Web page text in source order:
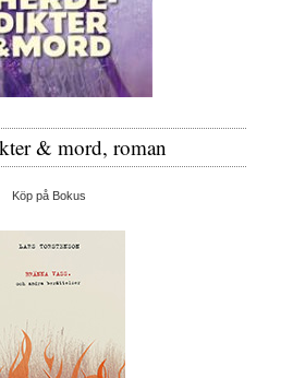
& mord, roman
Köp på Bokus